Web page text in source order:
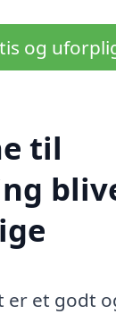
og
til
et godt